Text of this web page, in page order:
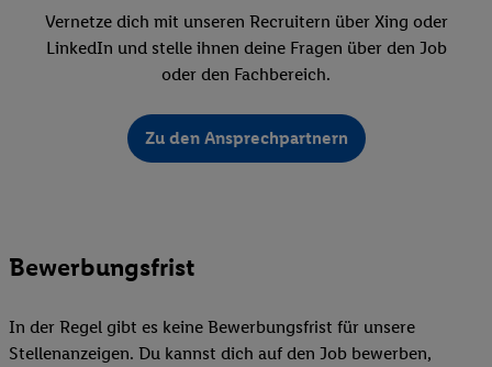
Vernetze dich mit unseren Recruitern über Xing oder
LinkedIn und stelle ihnen deine Fragen über den Job
oder den Fachbereich.
Zu den Ansprechpartnern
Bewerbungsfrist
In der Regel gibt es keine Bewerbungsfrist für unsere
Stellenanzeigen. Du kannst dich auf den Job bewerben,